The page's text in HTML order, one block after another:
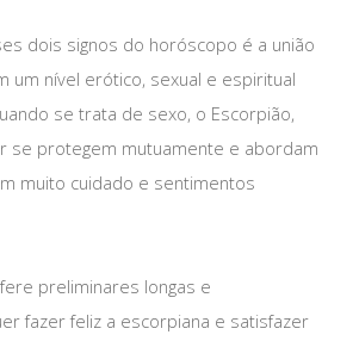
dois signos do horóscopo é a união
um nível erótico, sexual e espiritual
se trata de sexo, o Escorpião,
se protegem mutuamente e abordam
muito cuidado e sentimentos
preliminares longas e
fazer feliz a escorpiana e satisfazer